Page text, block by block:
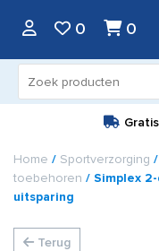
0 0
naar:
Home / Sportverzorging /
toebehoren / Simplex
uitsparing
Terug